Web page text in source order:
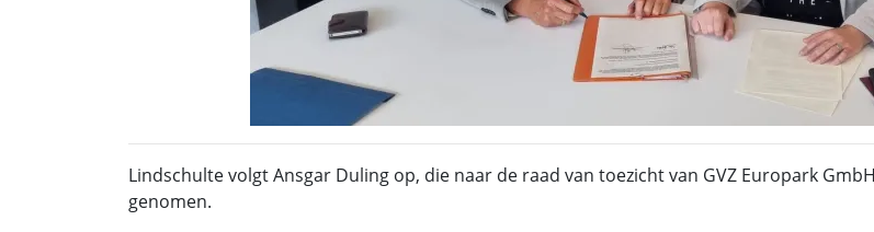
Lindschulte volgt Ansgar Duling op, die naar de raad van toezicht van GVZ Europark
genomen.